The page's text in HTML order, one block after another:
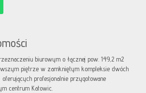
biurowym o łącznej pow. 149,2 m2
piętrze w zamkniętym kompleksie dwóch
profesjonalnie przygotowane
centrum Katowic.